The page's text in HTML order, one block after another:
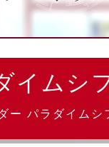
イムシ
ー パラダイムシ